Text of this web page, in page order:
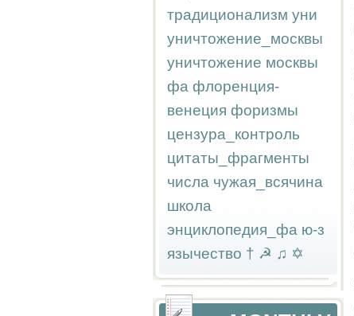
традиционализм уни
уничтожение_москвы
уничтожение москвы
фа флоренция-
венеция форизмы
цензура_контроль
цитаты_фрагменты
числа чужая_всячина
школа
энциклопедия_фа ю-з
язычество † ☭ ♫ ✡